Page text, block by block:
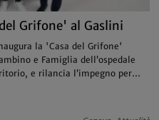
Grifone' al Gaslini
la 'Casa del Grifone'
e Famiglia dell’ospedale
e rilancia l’impegno per